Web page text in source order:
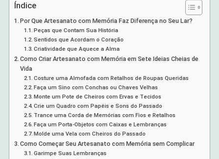
Índice
Por Que Artesanato com Memória Faz Diferença no Seu Lar?
Peças que Contam Sua História
Sentidos que Acordam o Coração
Criatividade que Aquece a Alma
Como Criar Artesanato com Memória em Sete Ideias Cheias de
Vida
Costure uma Almofada com Retalhos de Roupas Queridas
Faça um Sino com Conchas ou Chaves Velhas
Monte um Pote de Cheiros com Ervas e Tecidos
Crie um Quadro com Papéis e Sons do Passado
Trance uma Corda de Memórias com Fios e Retalhos
Faça um Porta-Objetos com Caixas e Lembranças
Molde uma Vela com Cheiros do Passado
Como Começar Seu Artesanato com Memória sem Complicar
Garimpe Suas Lembranças